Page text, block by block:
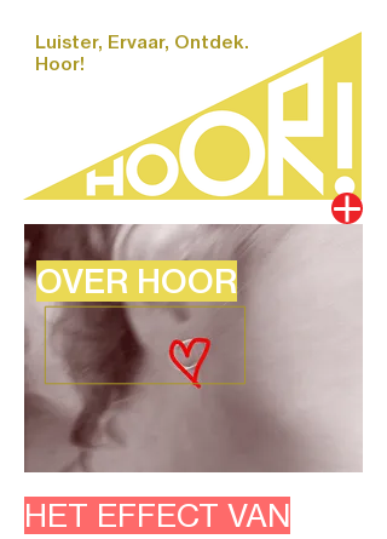
Luister, Ervaar, Ontdek.
Hoor!
OVER HOOR
HET EFFECT VAN